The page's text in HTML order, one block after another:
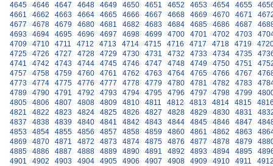
4645
4646 4647 4648 4649 4650 4651 4652 4653 4654 4655
4661
4662 4663 4664 4665 4666 4667 4668 4669 4670 4671
4677
4678 4679 4680 4681 4682 4683 4684 4685 4686 4687
4693
4694 4695 4696 4697 4698 4699 4700 4701 4702 4703
4709
4710 4711 4712 4713 4714 4715 4716 4717 4718 4719
4725
4726 4727 4728 4729 4730 4731 4732 4733 4734 4735
4741
4742 4743 4744 4745 4746 4747 4748 4749 4750 4751
4757
4758 4759 4760 4761 4762 4763 4764 4765 4766 4767
4773
4774 4775 4776 4777 4778 4779 4780 4781 4782 4783
4789
4790 4791 4792 4793 4794 4795 4796 4797 4798 4799
4805
4806 4807 4808 4809 4810 4811 4812 4813 4814 4815
4821
4822 4823 4824 4825 4826 4827 4828 4829 4830 4831
4837
4838 4839 4840 4841 4842 4843 4844 4845 4846 4847
4853
4854 4855 4856 4857 4858 4859 4860 4861 4862 4863
4869
4870 4871 4872 4873 4874 4875 4876 4877 4878 4879
4885
4886 4887 4888 4889 4890 4891 4892 4893 4894 4895
4901
4902 4903 4904 4905 4906 4907 4908 4909 4910 4911